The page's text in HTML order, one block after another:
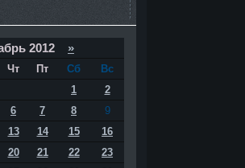
2012 »
Чт Пт Сб
Вс
1
2
6 7 8
9
13 14 15
16
20 21 22
23